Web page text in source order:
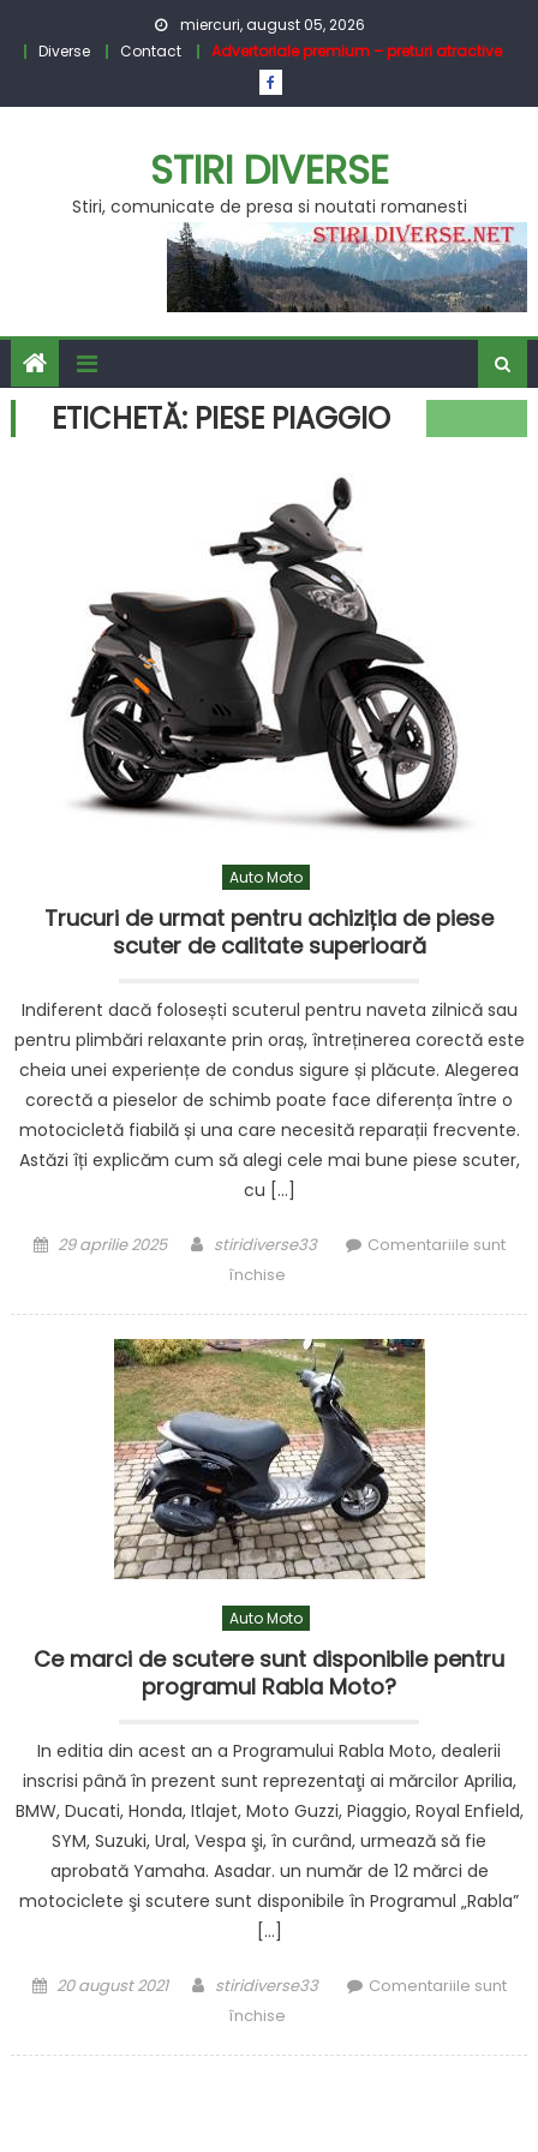
miercuri, august 05, 2026
Diverse
Contact Advertoriale premium – preturi atractive
STIRI DIVERSE
Stiri, comunicate de presa si noutati romanesti
ETICHETĂ: PIESE PIAGGIO
Auto Moto
Trucuri de urmat pentru achiziția de piese
scuter de calitate superioară
Indiferent dacă folosești scuterul pentru naveta zilnică sau
pentru plimbări relaxante prin oraș, întreținerea corectă este
cheia unei experiențe de condus sigure și plăcute. Alegerea
corectă a pieselor de schimb poate face diferența între o
motocicletă fiabilă și una care necesită reparații frecvente.
Astăzi îți explicăm cum să alegi cele mai bune piese scuter,
cu […]
Posted
29 aprilie 2025 Author
stiridiverse33
Comentariile sunt
închisepentru
urmat
pentru
achiziția
de
piese
scuter
de
calitate
superioară
Auto Moto
Ce marci de scutere sunt disponibile pentru
programul Rabla Moto?
In editia din acest an a Programului Rabla Moto, dealerii
inscrisi până în prezent sunt reprezentaţi ai mărcilor Aprilia,
BMW, Ducati, Honda, Itlajet, Moto Guzzi, Piaggio, Royal Enfield,
SYM, Suzuki, Ural, Vespa şi, în curând, urmează să fie
aprobată Yamaha. Asadar. un număr de 12 mărci de
motociclete şi scutere sunt disponibile în Programul „Rabla”
[…]
Posted
20 august 2021 Author
stiridiverse33
Comentariile sunt
închisepentru